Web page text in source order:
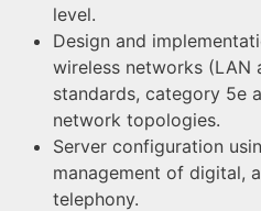
level.
Design and
wireless networks (LAN
standards, category 5e
network topologies.
Server configuration
management of digital,
telephony.